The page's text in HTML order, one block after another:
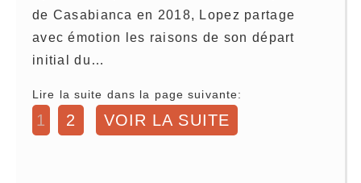
de Casabianca en 2018, Lopez partage
avec émotion les raisons de son départ
initial du…
Lire la suite dans la page suivante:
1 2 VOIR LA SUITE